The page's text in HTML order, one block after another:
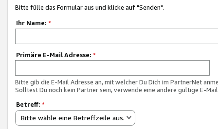
Bitte fülle das Formular aus und klicke auf "Senden".
Ihr Name: *
Primäre E-Mail Adresse: *
Bitte gib die E-Mail Adresse an, mit welcher Du Dich im PartnerNet
Solltest Du noch kein Partner sein, verwende eine andere gültige E-
Betreff: *
Bitte wähle eine Betreffzeile aus.